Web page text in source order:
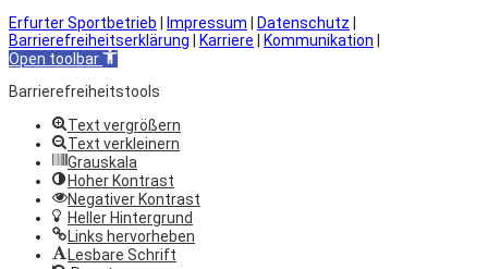
Erfurter Sportbetrieb | Impressum | Datenschutz |
Barrierefreiheitserklärung | Karriere | Kommunikation |
Open toolbar
Barrierefreiheitstools
Text vergrößern
Text verkleinern
Grauskala
Hoher Kontrast
Negativer Kontrast
Heller Hintergrund
Links hervorheben
Lesbare Schrift